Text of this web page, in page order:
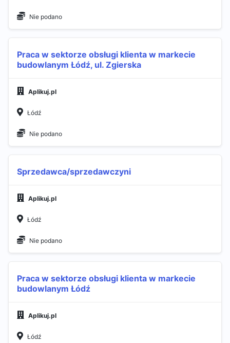
Nie podano
Praca w sektorze obsługi klienta w markecie
budowlanym Łódź, ul. Zgierska
Aplikuj.pl
Łódź
Nie podano
Sprzedawca/sprzedawczyni
Aplikuj.pl
Łódź
Nie podano
Praca w sektorze obsługi klienta w markecie
budowlanym Łódź
Aplikuj.pl
Łódź